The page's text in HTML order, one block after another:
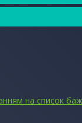
на список